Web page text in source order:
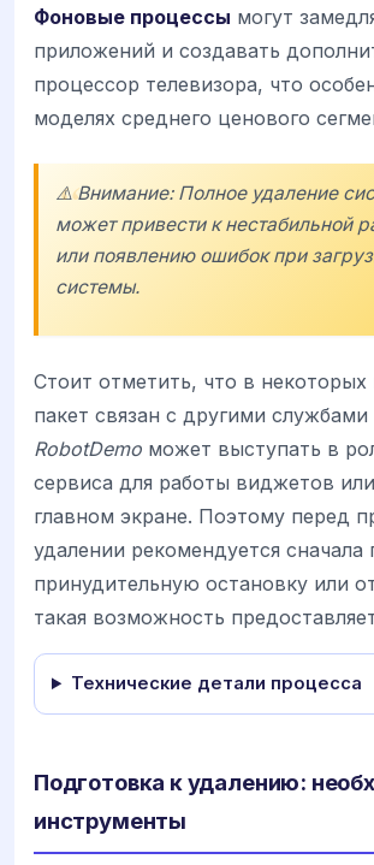
Фоновые процессы могут
приложений и создавать
процессор телевизора, что
моделях среднего ценового
⚠️ Внимание: Полное удаление
может привести к нестабильной
или появлению ошибок при
системы.
Стоит отметить, что в
пакет связан с другими
RobotDemo может выступать в
сервиса для работы виджетов
главном экране. Поэтому перед
удалении рекомендуется сначала
принудительную остановку или
такая возможность
Технические детали процесса
Подготовка к удалению:
инструменты